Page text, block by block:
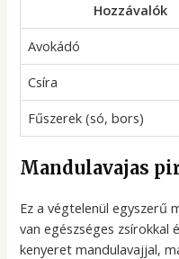
Hozzávalók
Avokádó
Csíra
Fűszerek (só, bors)
Mandulavajas
Ez a végtelenül egyszerű
van egészséges zsírokkal
kenyeret mandulavajjal,